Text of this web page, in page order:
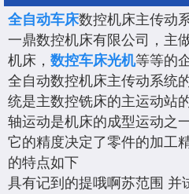
全自动车床数控机床主传动
一鼎数控机床有限公司，主
机床， 数控车床光机等等的
全自动数控机床主传动系统
统是主数控铣床的主运动站
轴运动是机床的成型运动之
它的精度决定了零件的加工
的特点如下
具有记到的提哦啊苏范围 并